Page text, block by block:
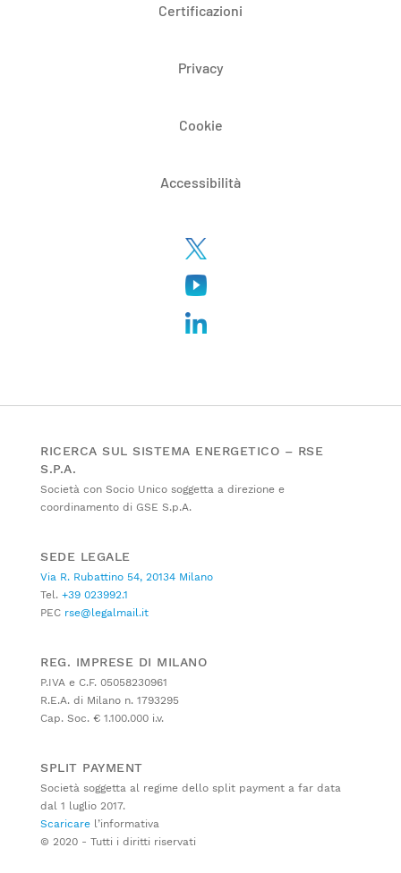
Certificazioni
Privacy
Cookie
Accessibilità
RICERCA SUL SISTEMA ENERGETICO – RSE
S.P.A.
Società con Socio Unico soggetta a direzione e
coordinamento di GSE S.p.A.
SEDE LEGALE
Via R. Rubattino 54, 20134 Milano
Tel. +39 023992.1
PEC rse@legalmail.it
REG. IMPRESE DI MILANO
P.IVA e C.F. 05058230961
R.E.A. di Milano n. 1793295
Cap. Soc. € 1.100.000 i.v.
SPLIT PAYMENT
Società soggetta al regime dello split payment a far data
dal 1 luglio 2017.
Scaricare l’informativa
© 2020 - Tutti i diritti riservati